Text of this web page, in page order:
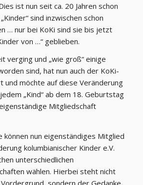
ist nun seit ca. 20 Jahren schon
sind inzwischen schon
… nur bei KoKi sind sie bis jetzt
von …“ geblieben.
verging und „wie groß“ einige
sind, hat nun auch der KoKi-
und möchte auf diese Veränderung
„Kind“ ab dem 18. Geburtstag
Mitgliedschaft
können nun eigenständiges Mitglied
kolumbianischer Kinder e.V.
unterschiedlichen
wählen. Hierbei steht nicht
sondern der Gedanke,